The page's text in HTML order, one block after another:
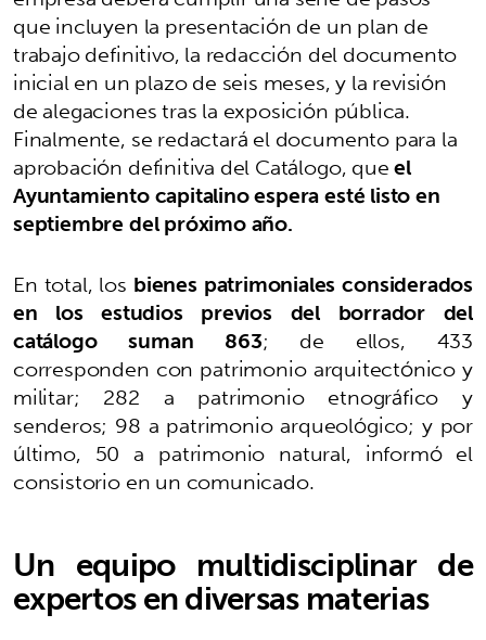
que incluyen la presentación de un plan de
trabajo definitivo, la redacción del documento
inicial en un plazo de seis meses, y la revisión
de alegaciones tras la exposición pública.
Finalmente, se redactará el documento para la
aprobación definitiva del Catálogo, queel
Ayuntamiento capitalino espera esté listo en
septiembre del próximo año.
En total, los bienes patrimoniales considerados
en los estudios previos del borrador del
catálogo suman 863; de ellos, 433
corresponden con patrimonio arquitectónico y
militar; 282 a patrimonio etnográfico y
senderos; 98 a patrimonio arqueológico; y por
último, 50 a patrimonio natural, informó el
consistorio en un comunicado.
Un equipo multidisciplinar de
expertos en diversas materias